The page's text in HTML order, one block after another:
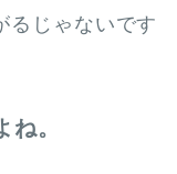
じゃないです
。